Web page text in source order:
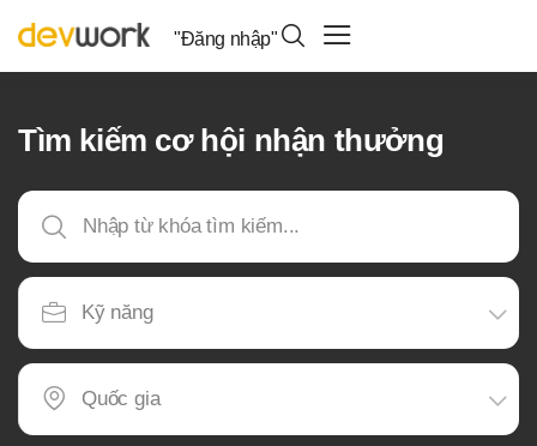
"Đăng nhập"
Tìm kiếm cơ hội nhận thưởng